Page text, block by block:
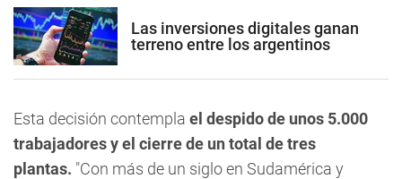
Las inversiones digitales ganan
terreno entre los argentinos
Esta decisión contempla el despido de unos 5.000
trabajadores y el cierre de un total de tres
plantas. "Con más de un siglo en Sudamérica y